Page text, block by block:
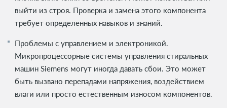
выйти из строя. Проверка и замена этого компонента
требует определенных навыков и знаний.
Проблемы с управлением и электроникой.
Микропроцессорные системы управления стиральных
машин Siemens могут иногда давать сбои. Это может
быть вызвано перепадами напряжения, воздействием
влаги или просто естественным износом компонентов.